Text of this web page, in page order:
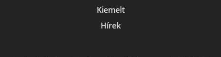
Kiemelt
Hírek